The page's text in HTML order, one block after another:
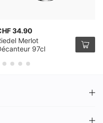
34.90
Merlot
97cl